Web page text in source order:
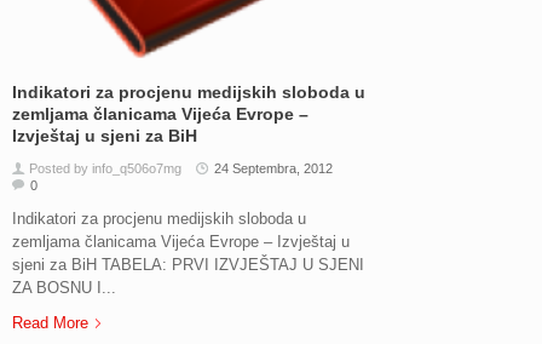
Indikatori za procjenu medijskih sloboda u
zemljama članicama Vijeća Evrope –
Izvještaj u sjeni za BiH
Posted by info_q506o7mg
24 Septembra, 2012
0
Indikatori za procjenu medijskih sloboda u
zemljama članicama Vijeća Evrope – Izvještaj u
sjeni za BiH TABELA: PRVI IZVJEŠTAJ U SJENI
ZA BOSNU I...
Read More